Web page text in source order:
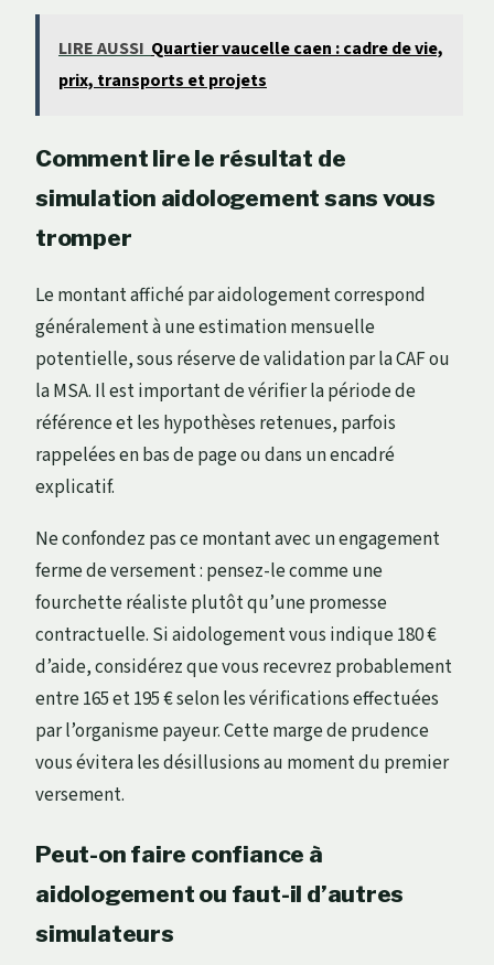
LIRE AUSSI Quartier vaucelle caen : cadre de vie,
prix, transports et projets
Comment lire le résultat de
simulation aidologement sans vous
tromper
Le montant affiché par aidologement correspond
généralement à une estimation mensuelle
potentielle, sous réserve de validation par la CAF ou
la MSA. Il est important de vérifier la période de
référence et les hypothèses retenues, parfois
rappelées en bas de page ou dans un encadré
explicatif.
Ne confondez pas ce montant avec un engagement
ferme de versement : pensez-le comme une
fourchette réaliste plutôt qu’une promesse
contractuelle. Si aidologement vous indique 180 €
d’aide, considérez que vous recevrez probablement
entre 165 et 195 € selon les vérifications effectuées
par l’organisme payeur. Cette marge de prudence
vous évitera les désillusions au moment du premier
versement.
Peut-on faire confiance à
aidologement ou faut-il d’autres
simulateurs